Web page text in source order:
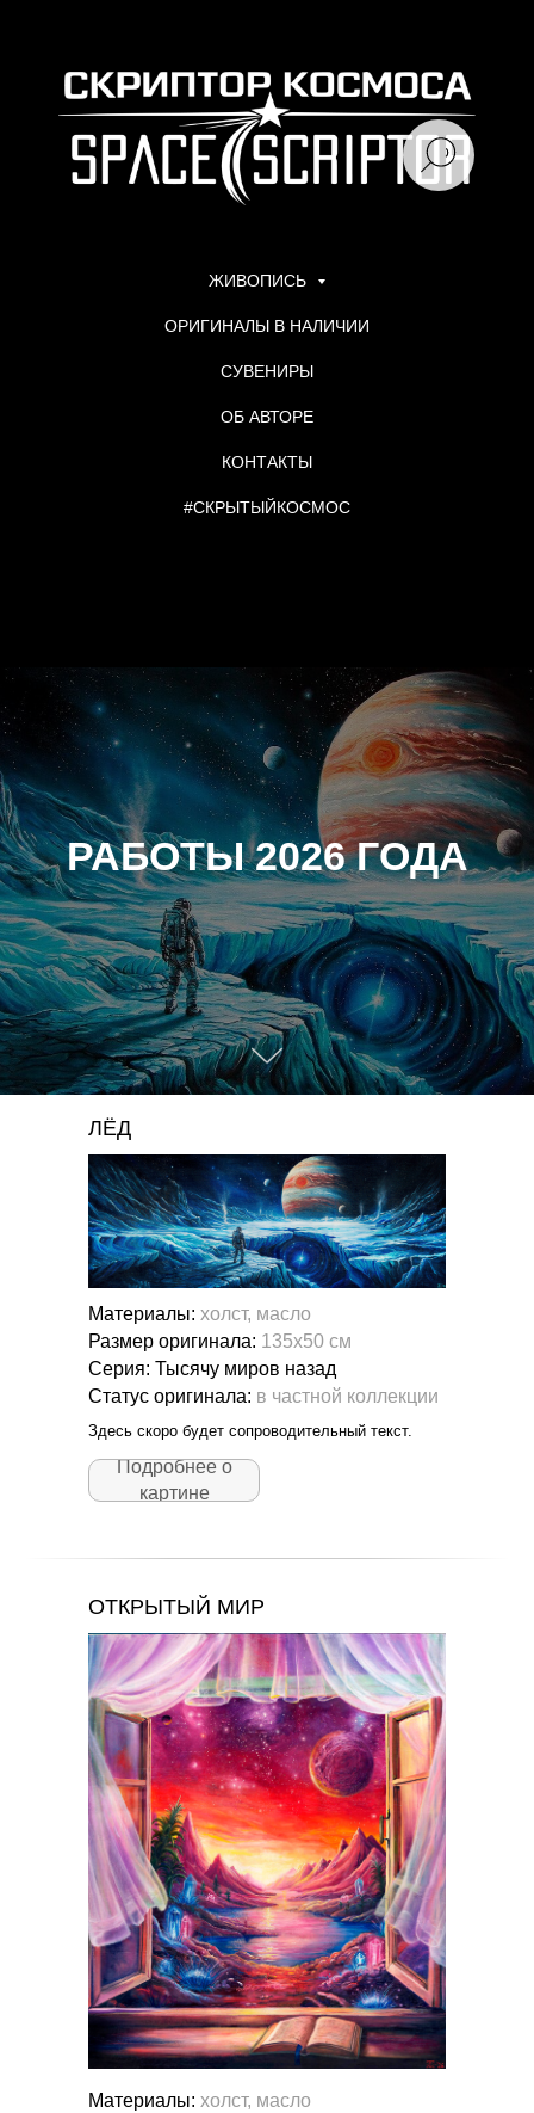
ЖИВОПИСЬ
ОРИГИНАЛЫ В НАЛИЧИИ
СУВЕНИРЫ
ОБ АВТОРЕ
КОНТАКТЫ
#СКРЫТЫЙКОСМОС
РАБОТЫ 2026 ГОДА
ЛЁД
Материалы: холст, масло
Размер оригинала: 135х50 см
Серия: Тысячу миров назад
Статус оригинала: в частной коллекции
Здесь скоро будет сопроводительный текст.
Подробнее о
картине
ОТКРЫТЫЙ МИР
Материалы: холст, масло